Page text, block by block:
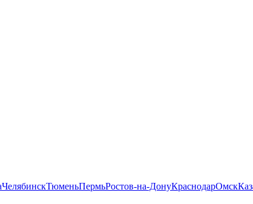
ЧелябинскТюменьПермьРостов-на-ДонуКраснодарОмск